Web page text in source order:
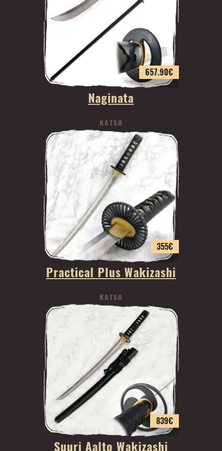
657.90€
Naginata
KATSO
355€
Practical Plus Wakizashi
KATSO
839€
Suuri Aalto Wakizashi